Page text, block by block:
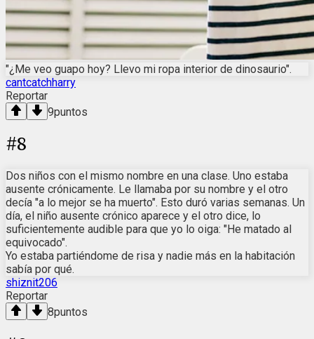
"¿Me veo guapo hoy? Llevo mi ropa interior de dinosaurio".
cantcatchharry
Reportar
9puntos
#8
Dos niños con el mismo nombre en una clase. Uno estaba
ausente crónicamente. Le llamaba por su nombre y el otro
decía "a lo mejor se ha muerto". Esto duró varias semanas. Un
día, el niño ausente crónico aparece y el otro dice, lo
suficientemente audible para que yo lo oiga: "He matado al
equivocado".
Yo estaba partiéndome de risa y nadie más en la habitación
sabía por qué.
shiznit206
Reportar
8puntos